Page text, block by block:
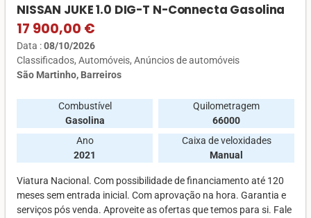
NISSAN JUKE 1.0 DIG-T N-Connecta Gasolina
17 900,00 €
Data :08/10/2026
Classificados Automóveis Anúncios de automóveis
São Martinho, Barreiros
Combustível
Gasolina
Quilometragem
66000
Ano
2021
Caixa de veloxidades
Manual
Viatura Nacional. Com possibilidade de financiamento até 120
meses sem entrada inicial. Com aprovação na hora. Garantia e
serviços pós venda. Aproveite as ofertas que temos para si. Fale